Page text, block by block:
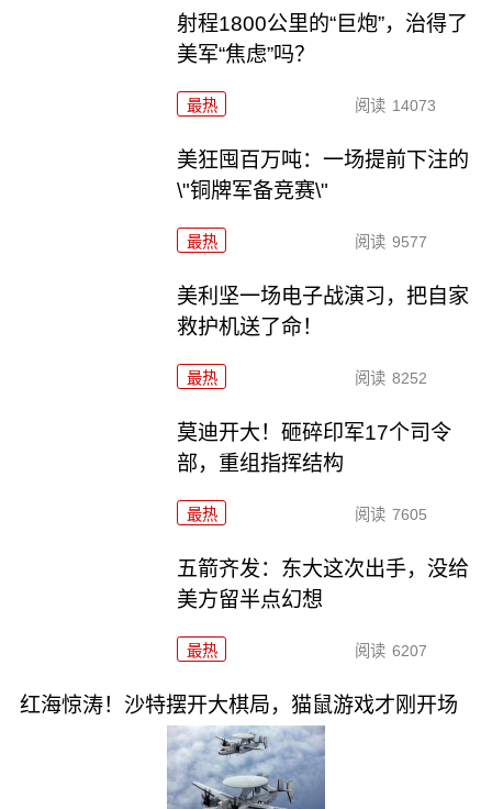
射程1800公里的“巨炮”，治得了
美军“焦虑”吗？
最热 阅读 14073
美狂囤百万吨：一场提前下注的
\"铜牌军备竞赛\"
最热 阅读 9577
美利坚一场电子战演习，把自家
救护机送了命！
最热 阅读 8252
莫迪开大！砸碎印军17个司令
部，重组指挥结构
最热 阅读 7605
五箭齐发：东大这次出手，没给
美方留半点幻想
最热 阅读 6207
红海惊涛！沙特摆开大棋局，猫鼠游戏才刚开场